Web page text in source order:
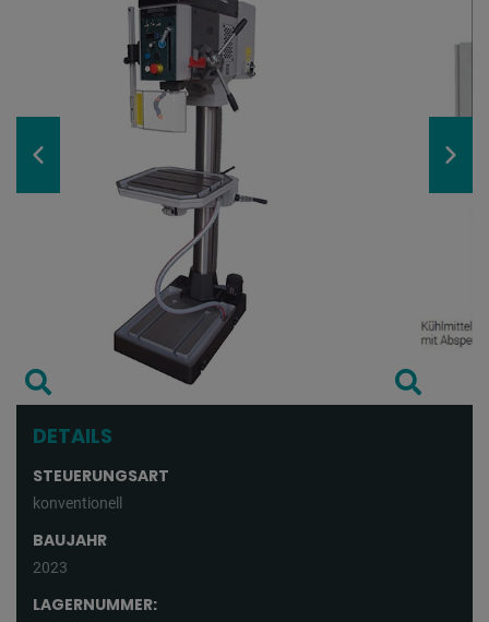
DETAILS
STEUERUNGSART
konventionell
BAUJAHR
2023
LAGERNUMMER: